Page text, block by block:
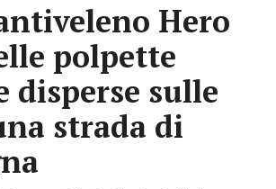
Hero
polpette
disperse sulle
strada di